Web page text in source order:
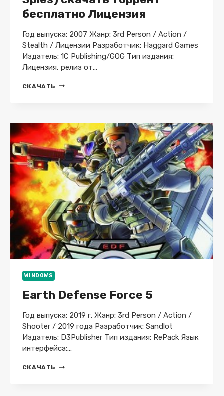
бесплатно Лицензия
Год выпуска: 2007 Жанр: 3rd Person / Action /
Stealth / Лицензии Разработчик: Haggard Games
Издатель: 1C Publishing/GOG Тип издания:
Лицензия, релиз от…
СКАЧАТЬ СМЕРТЬ
СКАЧАТЬ
ТОРРЕНТ
БЕСПЛАТНО
ЛИЦЕНЗИЯ
WINDOWS
Earth Defense Force 5
Год выпуска: 2019 г. Жанр: 3rd Person / Action /
Shooter / 2019 года Разработчик: Sandlot
Издатель: D3Publisher Тип издания: RePack Язык
интерфейса:…
СКАЧАТЬ EARTH